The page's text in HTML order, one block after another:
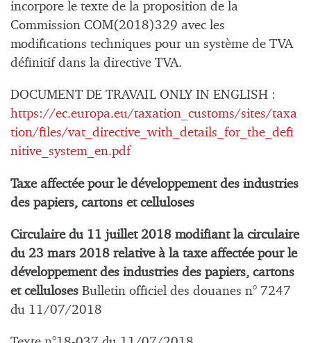
incorpore le texte de la proposition de la
Commission COM(2018)329 avec les
modifications techniques pour un système de TVA
définitif dans la directive TVA.
DOCUMENT DE TRAVAIL ONLY IN ENGLISH :
https://ec.europa.eu/taxation_customs/sites/taxa
tion/files/vat_directive_with_details_for_the_defi
nitive_system_en.pdf
Taxe affectée pour le développement des industries
des papiers, cartons et celluloses
Circulaire du 11 juillet 2018 modifiant la circulaire
du 23 mars 2018 relative à la taxe affectée pour le
développement des industries des papiers, cartons
et celluloses Bulletin officiel des douanes n° 7247
du 11/07/2018